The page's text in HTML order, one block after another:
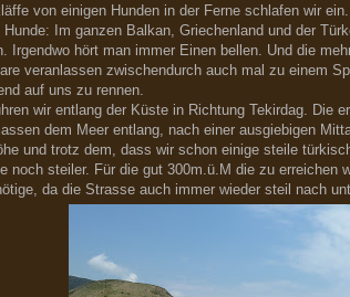
von einigen Hunden in der Ferne schlafen wir ein.
Hunde: Im ganzen Balkan, Griechenland und der
Irgendwo hört man immer Einen bellen. Und die
veranlassen zwischendurch auch mal zu einem
auf uns zu rennen.
wir entlang der Küste in Richtung Tekirdag. Die
dem Meer entlang, nach einer ausgiebigen
und trotz dem, dass wir schon einige steile
noch steiler. Für die gut 300m.ü.M die zu erreichen
da die Strasse auch immer wieder steil nach